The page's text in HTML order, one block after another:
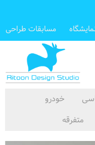
مسابقات طراحی
خودرو
متفرقه